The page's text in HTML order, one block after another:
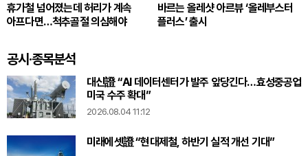
휴가철 넘어졌는데 허리가 계속
아프다면…척추골절 의심해야
바르는 올레샷 아르뷰 ‘올레부스터
플러스’ 출시
공시·종목분석
대신證 “AI 데이터센터가 발주 앞당긴다…효성중공업
미국 수주 확대”
2026.08.04 11:12
미래에셋證 “현대제철, 하반기 실적 개선 기대”